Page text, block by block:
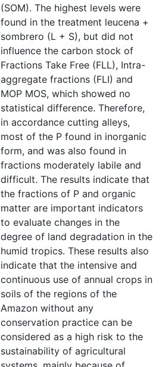
(SOM). The highest levels were
found in the treatment leucena +
sombrero (L + S), but did not
influence the carbon stock of
Fractions Take Free (FLL), Intra-
aggregate fractions (FLI) and
MOP MOS, which showed no
statistical difference. Therefore,
in accordance cutting alleys,
most of the P found in inorganic
form, and was also found in
fractions moderately labile and
difficult. The results indicate that
the fractions of P and organic
matter are important indicators
to evaluate changes in the
degree of land degradation in the
humid tropics. These results also
indicate that the intensive and
continuous use of annual crops in
soils of the regions of the
Amazon without any
conservation practice can be
considered as a high risk to the
sustainability of agricultural